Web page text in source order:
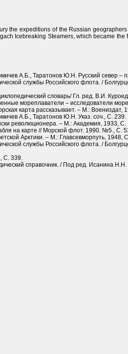
the expeditions of the Russian
Icebreaking Steamers, which became
А.Б., Таратонов Ю.Н. Русский север
службы Российского флота. /
словарь/ Гл. ред. В.И.
мореплаватели – исследователи
карта рассказывает. – М.: Воениздат,
А.Б., Таратонов Ю.Н. Указ. соч., С. 239.
революционера. – М.: Академия, 1933, С.
на карте // Морской флот. 1990. №5., С.
Арктики. – М.: Главсевморпуть, 1948,
службы Российского флота. /
С. 339.
справочник. / Под ред. Исанина